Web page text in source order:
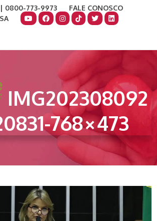
| 0800-773-9973
FALE CONOSCO
IMG202308092
768×473